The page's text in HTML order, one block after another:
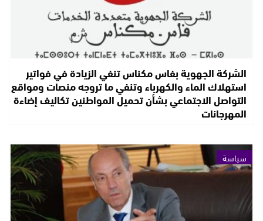
الشركة الجهوية بفاس مكناس تنفي الزيادة في فواتير
استهلاك الماء والكهرباء وتنفي ما تروجه منصات ومواقع
التواصل الاجتماعي بشأن تحميل المواطنين تكاليف إضاءة
المهرجانات
سياسة